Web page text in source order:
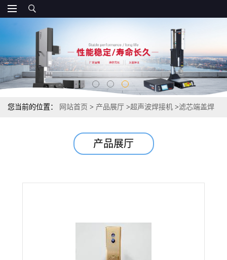
您当前的位置： 网站首页 > 产品展厅 >超声波焊接机 >滤芯端盖焊
产品展厅